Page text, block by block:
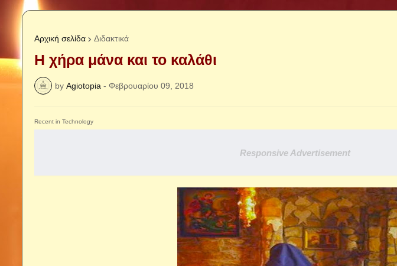
Αρχική σελίδα Διδακτικά
Η χήρα μάνα και το καλάθι
by Agiotopia - Φεβρουαρίου 09, 2018
Recent in Technology
Responsive Advertisement